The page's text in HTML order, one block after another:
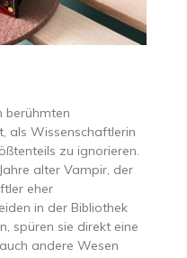
berühmten
als Wissenschaftlerin
zu ignorieren.
alter Vampir, der
eher
in der Bibliothek
spüren sie direkt eine
andere Wesen